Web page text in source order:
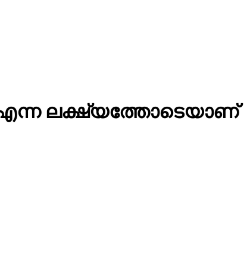
എന്ന ലക്ഷ്യത്തോടെയാണ്